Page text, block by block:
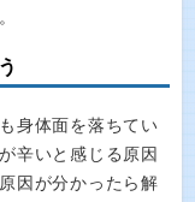
身体面を落ちてい
辛いと感じる原因
因が分かったら解